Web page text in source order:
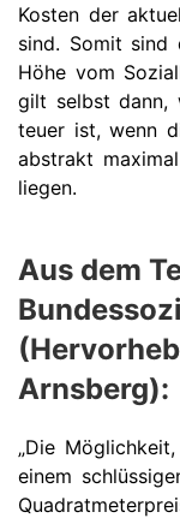
Kosten der
sind. Somit sind
Höhe vom
gilt selbst dann,
teuer ist, wenn
abstrakt
liegen.
Aus dem
Arnsberg):
„Die
einem